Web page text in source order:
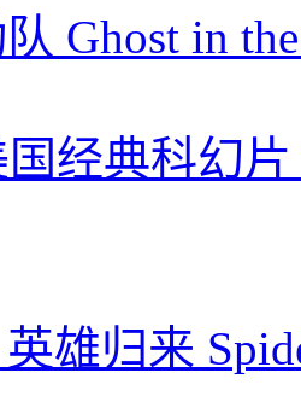
Ghost in
国经典科幻
雄归来